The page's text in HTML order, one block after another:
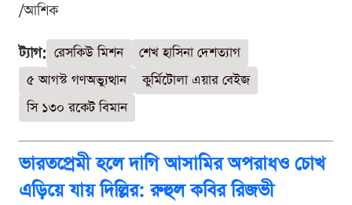
/আশিক
ট্যাগ: রেসকিউ মিশন
শেখ হাসিনা দেশত্যাগ
৫ আগস্ট গণঅভ্যুত্থান
কুর্মিটোলা এয়ার বেইজ
সি ১৩০ রকেট বিমান
ভারতপ্রেমী হলে দাগি আসামির অপরাধও চোখ
এড়িয়ে যায় দিল্লির: রুহুল কবির রিজভী